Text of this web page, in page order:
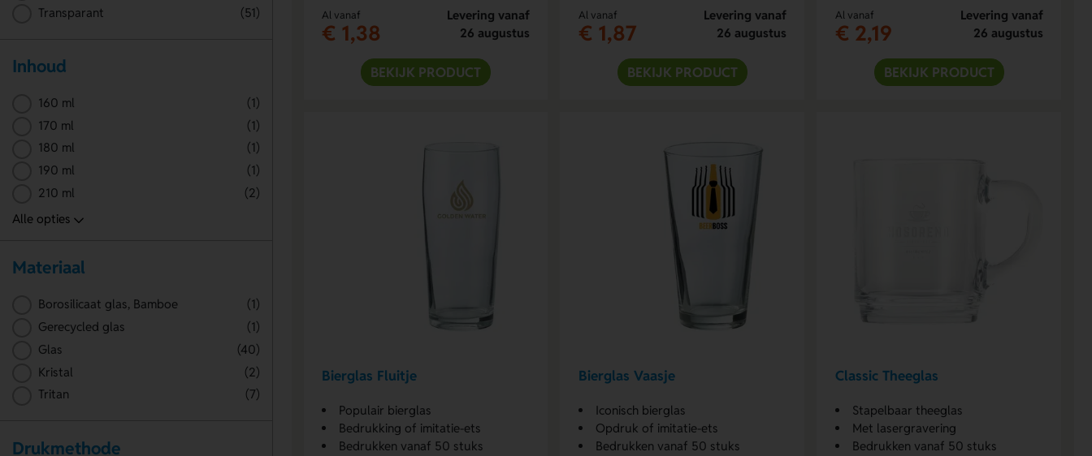
Al vanaf
€ 1,38
Levering vanaf
26 augustus
BEKIJK PRODUCT
Al vanaf
€ 1,87
Levering vanaf
26 augustus
BEKIJK PRODUCT
Al vanaf
€ 2,19
Levering vanaf
26 augustus
BEKIJK PRODUCT
Bierglas Fluitje
Populair bierglas
Bedrukking of imitatie-ets
Bedrukken vanaf 50 stuks
Bierglas Vaasje
Iconisch bierglas
Opdruk of imitatie-ets
Bedrukken vanaf 50 stuks
Classic Theeglas
Stapelbaar theeglas
Met lasergravering
Bedrukken vanaf 50 stuks
Transparant
(51)
Inhoud
160 ml
(1)
170 ml
(1)
180 ml
(1)
190 ml
(1)
210 ml
(2)
Materiaal
Borosilicaat glas, Bamboe
(1)
Gerecycled glas
(1)
Glas
(40)
Kristal
(2)
Tritan
(7)
Drukmethode